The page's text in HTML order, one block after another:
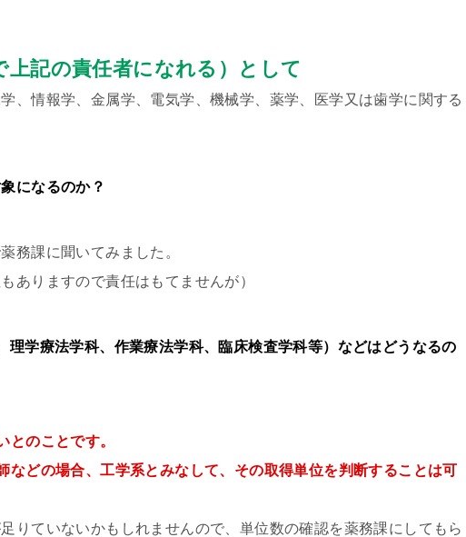
上記の責任者になれる）として
、情報学、金属学、電気学、機械学、薬学、医学又は歯学に関する
になるのか？
務課に聞いてみました。
ありますので責任はもてませんが）
理学療法学科、作業療法学科、臨床検査学科等）などはどうなるの
とのことです。
などの場合、工学系とみなして、その取得単位を判断することは可
りていないかもしれませんので、単位数の確認を薬務課にしてもら